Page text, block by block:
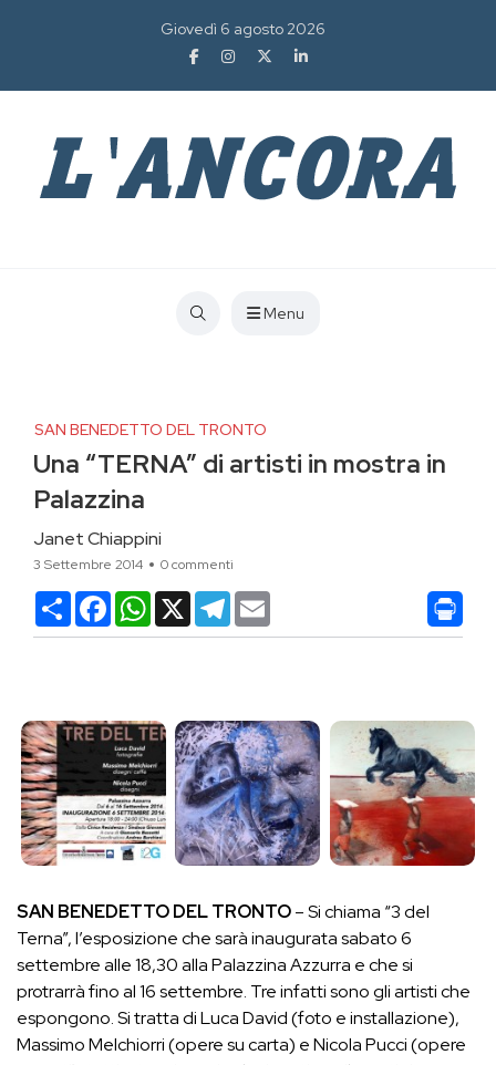
Giovedì 6 agosto 2026
Menu
SAN BENEDETTO DEL TRONTO
Una “TERNA” di artisti in mostra in
Palazzina
Janet Chiappini
3 Settembre 2014 0 commenti
CondividiFacebookWhatsApp
X Telegram
SAN BENEDETTO DEL TRONTO– Si chiama “3 del
Terna”, l’esposizione che sarà inaugurata sabato 6
settembre alle 18,30 alla Palazzina Azzurra e che si
protrarrà fino al 16 settembre. Tre infatti sono gli artisti che
espongono. Si tratta di Luca David (foto e installazione),
Massimo Melchiorri (opere su carta) e Nicola Pucci (opere